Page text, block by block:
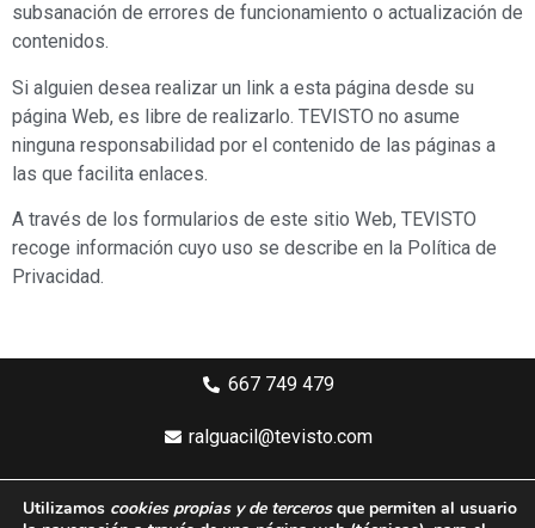
subsanación de errores de funcionamiento o actualización de
contenidos.
Si alguien desea realizar un link a esta página desde su
página Web, es libre de realizarlo. TEVISTO no asume
ninguna responsabilidad por el contenido de las páginas a
las que facilita enlaces.
A través de los formularios de este sitio Web, TEVISTO
recoge información cuyo uso se describe en la Política de
Privacidad.
667 749 479
ralguacil@tevisto.com
Utilizamos cookies propias y de tercerosque permiten al usuario